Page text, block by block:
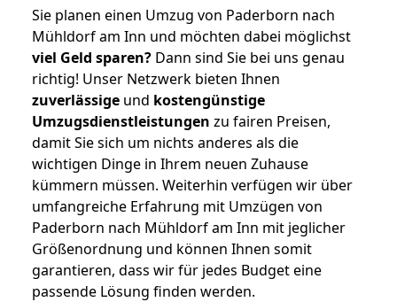
Sie planen einen Umzug von Paderborn nach
Mühldorf am Inn und möchten dabei möglichst
viel Geld sparen? Dann sind Sie bei uns genau
richtig! Unser Netzwerk bieten Ihnen
zuverlässige und kostengünstige
Umzugsdienstleistungen zu fairen Preisen,
damit Sie sich um nichts anderes als die
wichtigen Dinge in Ihrem neuen Zuhause
kümmern müssen. Weiterhin verfügen wir über
umfangreiche Erfahrung mit Umzügen von
Paderborn nach Mühldorf am Inn mit jeglicher
Größenordnung und können Ihnen somit
garantieren, dass wir für jedes Budget eine
passende Lösung finden werden.